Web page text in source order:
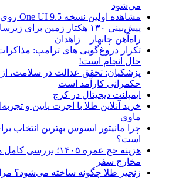
می‌شود
مشاهده اولین نسخه One UI 9.5 روی سرورهای سامسونگ
پیش‌بینی ۱۳۰ هکتار زمین
راه‌آهن چابهار – زاهدان
تکرار دروغ‌گویی های ترامپ: مذاکرات
حال انجام است!
پزشکیان: تحقق عدالت در سلامت، از
حکمرانی کارآمد است
ایمپلنت دیجیتال در کرج
خرید آنلاین طلا با اجرت پایین و
ماوی
چرا مانیتور ایسوس بهترین انتخاب
است؟
هزینه حج عمره ۱۴۰۵؛
مخارج سفر
زنجیر طلا چگونه ساخته می‌شود؟